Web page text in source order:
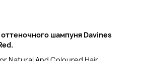
шампуня Davines
.